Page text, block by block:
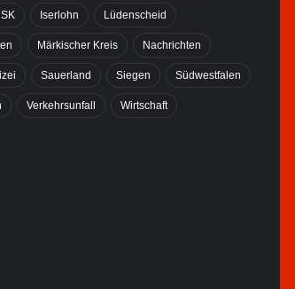
Iserlohn Lüdenscheid
Märkischer Kreis Nachrichten
Sauerland Siegen Südwestfalen
Verkehrsunfall Wirtschaft